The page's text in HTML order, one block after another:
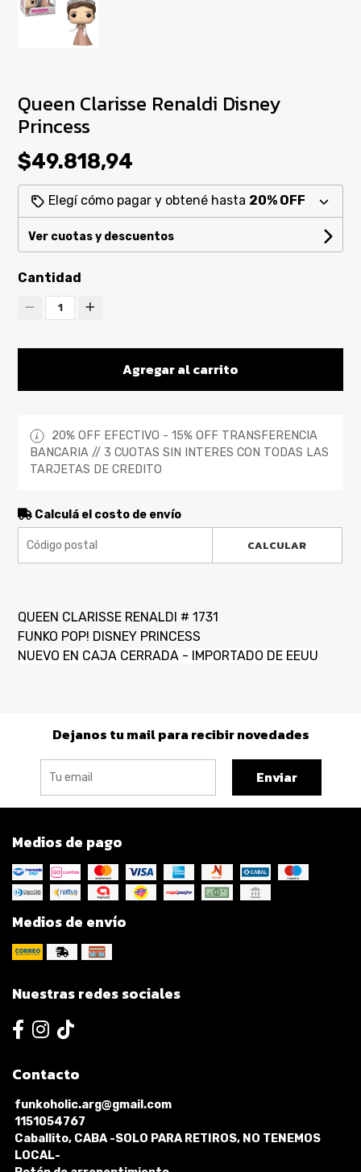
Queen Clarisse Renaldi Disney
Princess
$49.818,94
Elegí cómo pagar y obtené hasta 20% OFF
Ver cuotas y descuentos
Cantidad
1
Agregar al carrito
20% OFF EFECTIVO - 15% OFF TRANSFERENCIA
BANCARIA // 3 CUOTAS SIN INTERES CON TODAS LAS
TARJETAS DE CREDITO
Calculá el costo de envío
CALCULAR
QUEEN CLARISSE RENALDI # 1731
FUNKO POP! DISNEY PRINCESS
NUEVO EN CAJA CERRADA - IMPORTADO DE EEUU
Dejanos tu mail para recibir novedades
Enviar
Medios de pago
Medios de envío
Nuestras redes sociales
Contacto
funkoholic.arg@gmail.com
1151054767
Caballito, CABA -SOLO PARA RETIROS, NO TENEMOS
LOCAL-